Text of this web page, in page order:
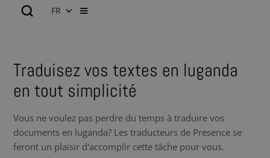
FR
Traduisez vos textes en luganda
en tout simplicité
Vous ne voulez pas perdre du temps à traduire vos
documents en luganda? Les traducteurs de Presence se
feront un plaisir d'accomplir cette tâche pour vous.